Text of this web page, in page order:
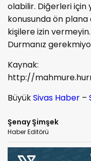
olabilir. Diğerleri
konusunda ön plana
kişilere izin
Durmanız
Kaynak:
http://
BüyükSivas Haber –
Şenay Şimşek
Haber Editörü